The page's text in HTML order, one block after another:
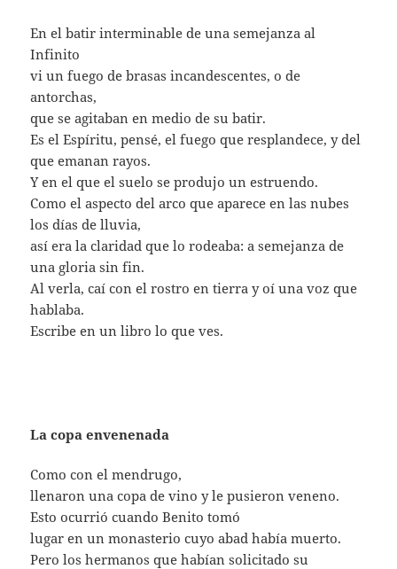
En el batir interminable de una semejanza al
Infinito
vi un fuego de brasas incandescentes, o de
antorchas,
que se agitaban en medio de su batir.
Es el Espíritu, pensé, el fuego que resplandece, y del
que emanan rayos.
Y en el que el suelo se produjo un estruendo.
Como el aspecto del arco que aparece en las nubes
los días de lluvia,
así era la claridad que lo rodeaba: a semejanza de
una gloria sin fin.
Al verla, caí con el rostro en tierra y oí una voz que
hablaba.
Escribe en un libro lo que ves.
La copa envenenada
Como con el mendrugo,
llenaron una copa de vino y le pusieron veneno.
Esto ocurrió cuando Benito tomó
lugar en un monasterio cuyo abad había muerto.
Pero los hermanos que habían solicitado su